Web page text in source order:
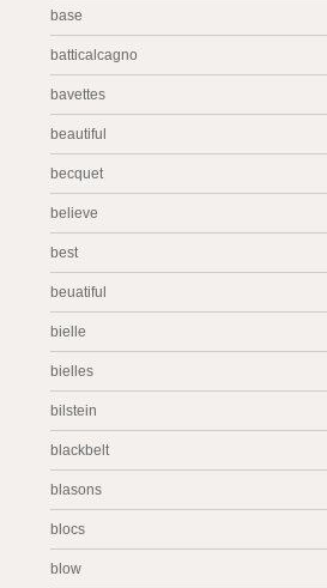
base
batticalcagno
bavettes
beautiful
becquet
believe
best
beuatiful
bielle
bielles
bilstein
blackbelt
blasons
blocs
blow